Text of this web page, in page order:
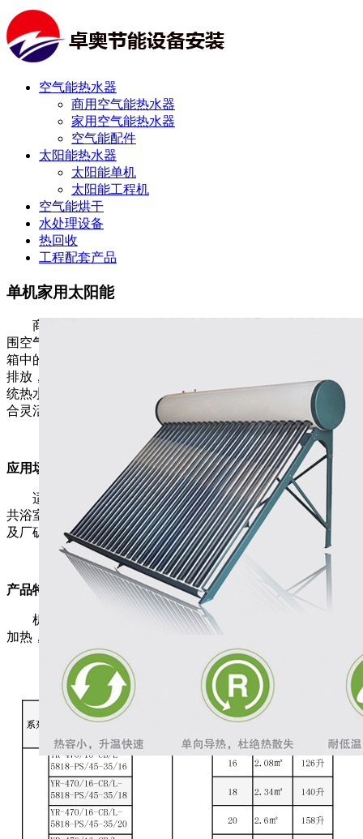
空气能热水器
商用空气能热水器
家用空气能热水器
空气能配件
太阳能热水器
太阳能单机
太阳能工程机
空气能烘干
水处理设备
热回收
工程配套产品
单机家用太阳能
商用空气源热泵机组利用热泵原理，通过热力循环，从周
围空气中吸取热量，通过压缩机将其输送至冷凝器，将来自水
箱中的水循环加热至所需温度。机组运行过程中没有任何气体
排放，绿色环保，并且运行节能，完全实现水电分离，消除传
统热水器的易燃、易爆、触电、中毒等危险。模块化设计，组
合灵活，拓展性强，全天侯制热，热水温度自由可调。
应用场所：
适用于集中热水需要和大量使用热水的场所，如宾馆、公
共浴室、医院、疗养院、学校、健身中心、美发中心、部队以
及厂矿企业的集体宿舍等。
产品特点：
机组与水箱通过管道连接和水泵循环，让水在系统中循环
加热，并储存在保温水箱里，以备各种不同需求时使用。